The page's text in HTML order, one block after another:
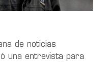
de noticias
una entrevista para